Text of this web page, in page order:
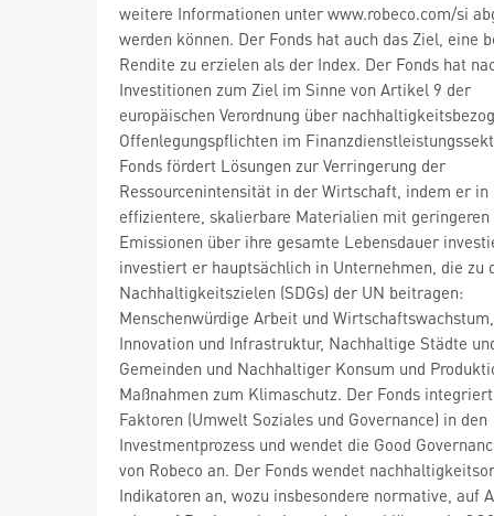
weitere Informationen unter www.robeco.com/si
werden können. Der Fonds hat auch das Ziel, eine
Rendite zu erzielen als der Index. Der Fonds hat
Investitionen zum Ziel im Sinne von Artikel 9 der
europäischen Verordnung über
Offenlegungspflichten im
Fonds fördert Lösungen zur Verringerung der
Ressourcenintensität in der Wirtschaft, indem er in
effizientere, skalierbare Materialien mit geringeren
Emissionen über ihre gesamte Lebensdauer
investiert er hauptsächlich in Unternehmen, die zu
Nachhaltigkeitszielen (SDGs) der UN beitragen:
Menschenwürdige Arbeit und
Innovation und Infrastruktur, Nachhaltige Städte
Gemeinden und Nachhaltiger Konsum und
Maßnahmen zum Klimaschutz. Der Fonds
Faktoren (Umwelt Soziales und Governance) in den
Investmentprozess und wendet die Good
von Robeco an. Der Fonds wendet
Indikatoren an, wozu insbesondere normative, auf